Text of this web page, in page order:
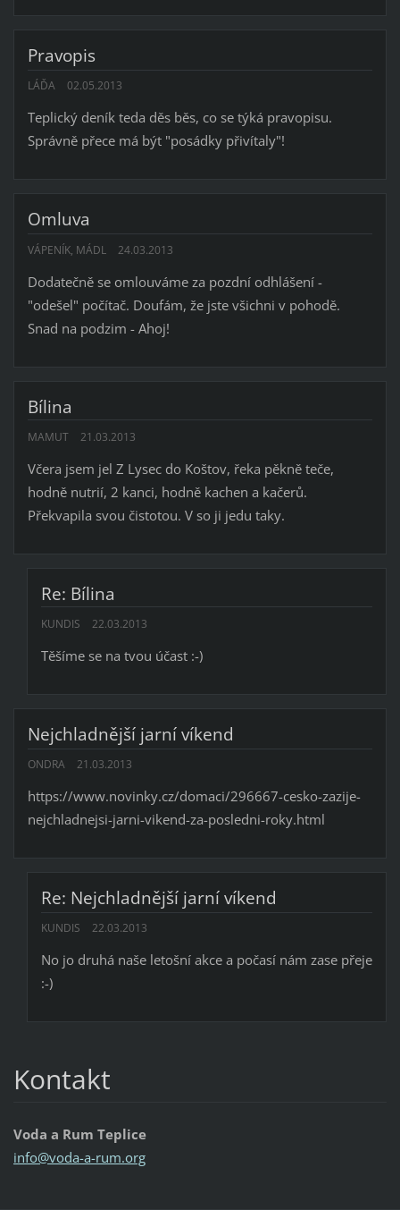
Pravopis
LÁĎA 02.05.2013
Teplický deník teda děs běs, co se týká pravopisu.
Správně přece má být "posádky přivítaly"!
Omluva
VÁPENÍK, MÁDL 24.03.2013
Dodatečně se omlouváme za pozdní odhlášení -
"odešel" počítač. Doufám, že jste všichni v pohodě.
Snad na podzim - Ahoj!
Bílina
MAMUT 21.03.2013
Včera jsem jel Z Lysec do Koštov, řeka pěkně teče,
hodně nutrií, 2 kanci, hodně kachen a kačerů.
Překvapila svou čistotou. V so ji jedu taky.
Re: Bílina
KUNDIS 22.03.2013
Těšíme se na tvou účast :-)
Nejchladnější jarní víkend
ONDRA 21.03.2013
https://www.novinky.cz/domaci/296667-cesko-zazije-
nejchladnejsi-jarni-vikend-za-posledni-roky.html
Re: Nejchladnější jarní víkend
KUNDIS 22.03.2013
No jo druhá naše letošní akce a počasí nám zase přeje
:-)
Kontakt
Voda a Rum Teplice
info@voda-a-rum.org